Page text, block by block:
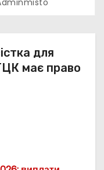
для
має право